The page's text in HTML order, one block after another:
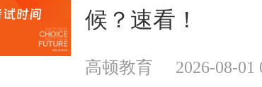
候？速看！
高顿教育 2026-08-01